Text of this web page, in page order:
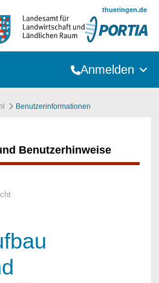
thueringen.de
Anmelden
Benutzerinformationen
Benutzerhinweise